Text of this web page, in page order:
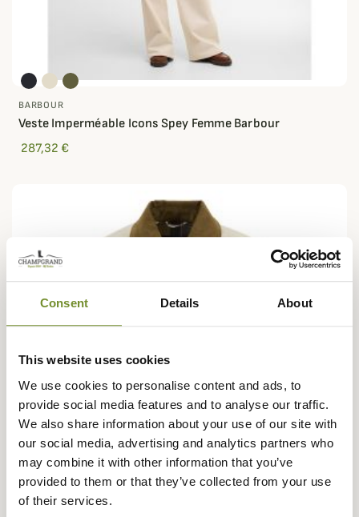
Consent Details About
This website uses cookies
We use cookies to personalise content and ads, to
provide social media features and to analyse our traffic.
We also share information about your use of our site with
our social media, advertising and analytics partners who
may combine it with other information that you’ve
provided to them or that they’ve collected from your use
of their services.
BARBOUR
Veste Imperméable Icons Spey Femme Barbour
287,32 €